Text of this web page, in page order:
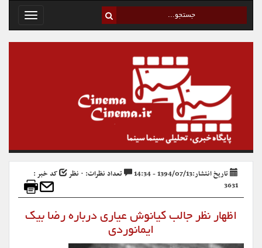
Toggle
تاریخ انتشار:1394/07/13 - 14:34 تعداد نظرات: ۰ نظر
کد خبر :
3631
اظهار نظر جالب کیانوش عیاری درباره رضا بیک
ایمانوردی